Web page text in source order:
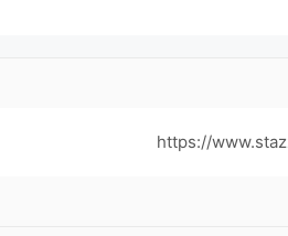
https://